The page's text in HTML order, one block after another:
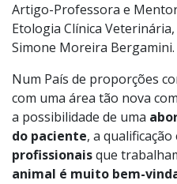
Artigo-Professora e
Etologia Clínica
Simone Moreira Bergamini.
Num País de proporções
com uma área tão nova
a possibilidade de uma
do paciente, a
profissionaisque
animal é muito bem-